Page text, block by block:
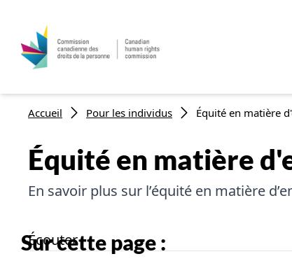
Fil d'Ariane
Accueil Pour les individus Équité en matière
Équité en matière
En savoir plus sur l’équité en matière
Écouter
Sur cette page :